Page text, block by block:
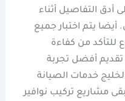
أدق التفاصيل أثناء
أيضا يتم اختبار جميع
للتأكد من كفاءة
أفضل تجربة
خدمات الصيانة
مشاريع تركيب نوافير